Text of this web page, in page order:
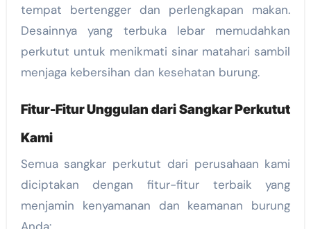
tempat bertengger dan perlengkapan makan.
Desainnya yang terbuka lebar memudahkan
perkutut untuk menikmati sinar matahari sambil
menjaga kebersihan dan kesehatan burung.
Fitur-Fitur Unggulan dari Sangkar Perkutut
Kami
Semua sangkar perkutut dari perusahaan kami
diciptakan dengan fitur-fitur terbaik yang
menjamin kenyamanan dan keamanan burung